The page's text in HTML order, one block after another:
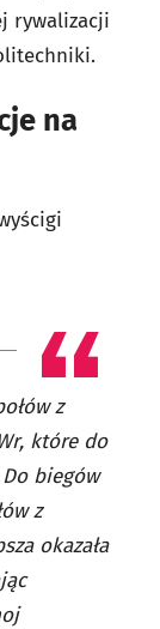
rywalizacji
na
z
które do
biegów
z
okazała